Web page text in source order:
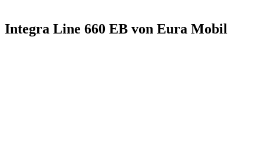
Integra Line 660 EB von Eura Mobil